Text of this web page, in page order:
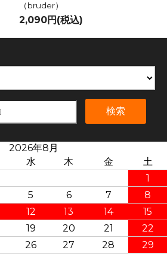
（bruder）
2,090円(税込)
検索
2026年8月
水 木 金
土
1
5 6 7
8
12 13 14
15
19 20 21
22
26 27 28
29